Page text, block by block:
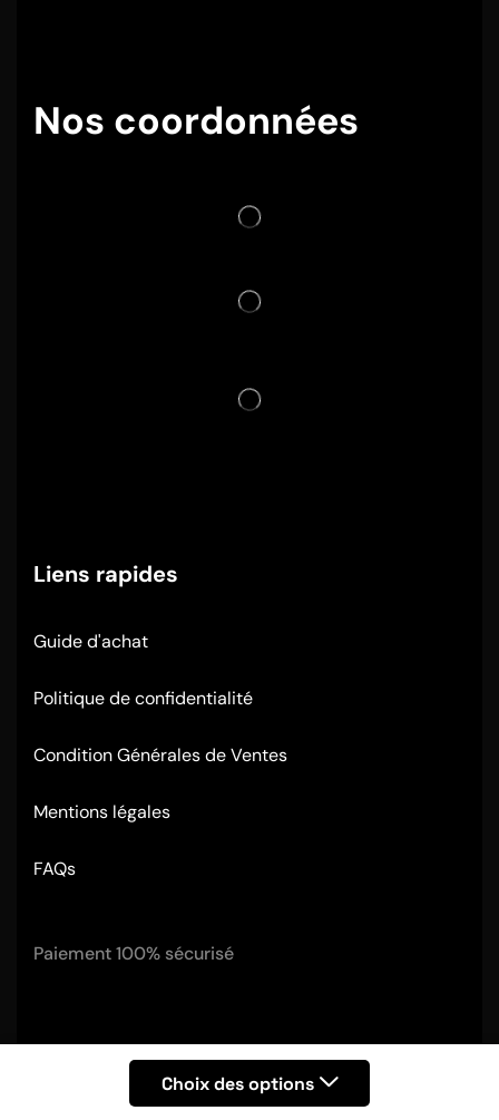
Nos coordonnées
Liens rapides
Guide d'achat
Politique de confidentialité
Condition Générales de Ventes
Mentions légales
FAQs
Paiement 100% sécurisé
Tous droits réservés © 2026
Choix des options